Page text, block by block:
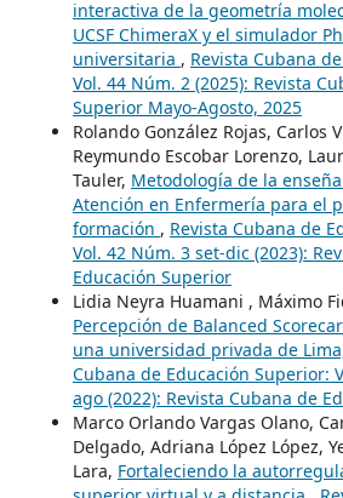
interactiva de la geometría
UCSF ChimeraX y el simulador
universitaria , Revista Cubana
Vol. 44 Núm. 2 (2025): Revista
Superior Mayo-Agosto, 2025
Rolando González Rojas, Carlos
Reymundo Escobar Lorenzo,
Tauler, Metodología de la
Atención en Enfermería para el
formación , Revista Cubana de
Vol. 42 Núm. 3 set-dic (2023):
Educación Superior
Lidia Neyra Huamani , Máximo
Percepción de Balanced
una universidad privada de
Cubana de Educación Superior:
ago (2022): Revista Cubana de
Marco Orlando Vargas Olano,
Delgado, Adriana López López,
Lara, Fortaleciendo la